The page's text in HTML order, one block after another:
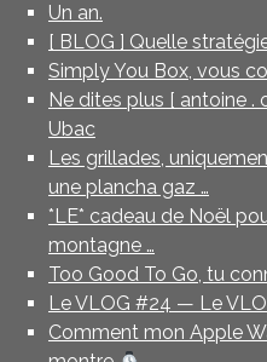
Un an.
[ BLOG ] Quelle
Simply You Box, vous
Ne dites plus [ antoine .
Ubac
Les grillades,
une plancha gaz …
*LE* cadeau de Noël
montagne …
Too Good To Go, tu
Le VLOG #24 — Le
Comment mon Apple